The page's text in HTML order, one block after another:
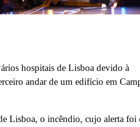
hospitais de Lisboa devido à
andar de um edifício em
Lisboa, o incêndio, cujo alerta foi